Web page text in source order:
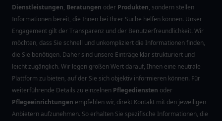
Dienstleistungen, Beratungen oder Produkten, sondern stellen
Informationen bereit, die Ihnen bei Ihrer Suche helfen können. Unser
Engagement gilt der Transparenz und der Benutzerfreundlichkeit. Wir
möchten, dass Sie schnell und unkompliziert die Informationen finden,
die Sie benötigen. Daher sind unsere Einträge klar strukturiert und
leicht zugänglich. Wir legen großen Wert darauf, Ihnen eine neutrale
Plattform zu bieten, auf der Sie sich objektiv informieren können. Für
weiterführende Details zu einzelnen Pflegediensten oder
Pflegeeinrichtungen empfehlen wir, direkt Kontakt mit den jeweiligen
Anbietern aufzunehmen. So erhalten Sie spezifische Informationen, die